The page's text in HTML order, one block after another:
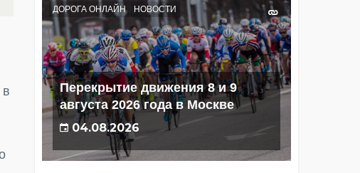
ДОРОГА ОНЛАЙН НОВОСТИ
Перекрытие движения 8 и 9
августа 2026 года в Москве
04.08.2026